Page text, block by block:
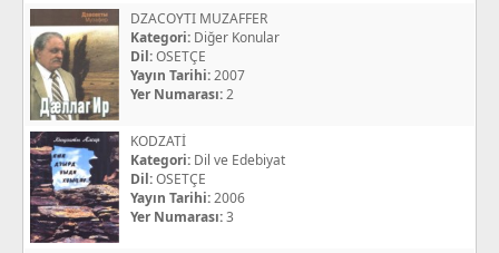
DZACOYTI MUZAFFER
Kategori: Diğer Konular
Dil:OSETÇE
Yayın Tarihi:2007
Yer Numarası:2
KODZATİ
Kategori: Dil ve Edebiyat
Dil:OSETÇE
Yayın Tarihi:2006
Yer Numarası:3